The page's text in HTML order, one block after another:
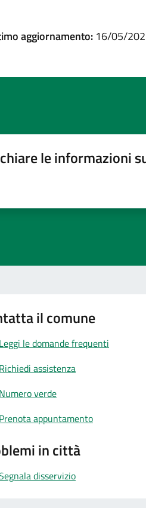
aggiornamento: 16/05/
le informazioni
il comune
le domande frequenti
assistenza
verde
appuntamento
in città
disservizio